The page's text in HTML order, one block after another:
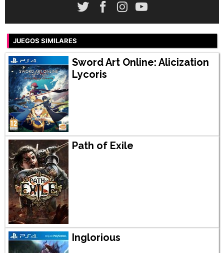
JUEGOS SIMILARES
Sword Art Online: Alicization
Lycoris
Path of Exile
Inglorious